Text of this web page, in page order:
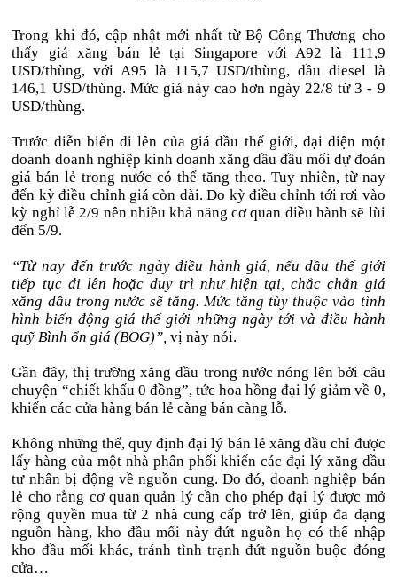
Trong khi đó, cập nhật mới nhất từ Bộ Công Thương cho
thấy giá xăng bán lẻ tại Singapore với A92 là 111,9
USD/thùng, với A95 là 115,7 USD/thùng, dầu diesel là
146,1 USD/thùng. Mức giá này cao hơn ngày 22/8 từ 3 - 9
USD/thùng.
Trước diễn biến đi lên của giá dầu thế giới, đại diện một
doanh doanh nghiệp kinh doanh xăng dầu đầu mối dự đoán
giá bán lẻ trong nước có thể tăng theo. Tuy nhiên, từ nay
đến kỳ điều chỉnh giá còn dài. Do kỳ điều chỉnh tới rơi vào
kỳ nghỉ lễ 2/9 nên nhiều khả năng cơ quan điều hành sẽ lùi
đến 5/9.
“Từ nay đến trước ngày điều hành giá, nếu dầu thế giới
tiếp tục đi lên hoặc duy trì như hiện tại, chắc chắn giá
xăng dầu trong nước sẽ tăng. Mức tăng tùy thuộc vào tình
hình biến động giá thế giới những ngày tới và điều hành
quỹ Bình ổn giá (BOG)”, vị này nói.
Gần đây, thị trường xăng dầu trong nước nóng lên bởi câu
chuyện “chiết khấu 0 đồng”, tức hoa hồng đại lý giảm về 0,
khiến các cửa hàng bán lẻ càng bán càng lỗ.
Không những thế, quy định đại lý bán lẻ xăng dầu chỉ được
lấy hàng của một nhà phân phối khiến các đại lý xăng dầu
tư nhân bị động về nguồn cung. Do đó, doanh nghiệp bán
lẻ cho rằng cơ quan quản lý cần cho phép đại lý được mở
rộng quyền mua từ 2 nhà cung cấp trở lên, giúp đa dạng
nguồn hàng, kho đầu mối này đứt nguồn họ có thể nhập
kho đầu mối khác, tránh tình trạnh đứt nguồn buộc đóng
cửa…